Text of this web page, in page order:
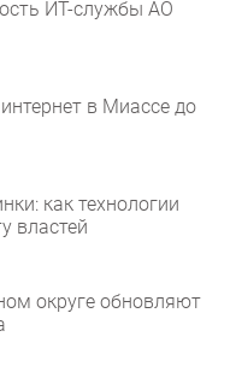
ИТ-службы АО
в Миассе до
как технологии
властей
округе обновляют